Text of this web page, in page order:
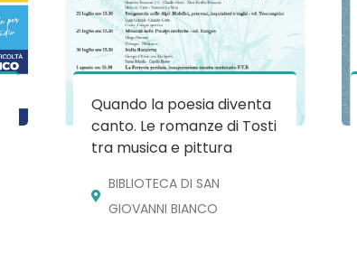
Quando la poesia diventa
canto. Le romanze di Tosti
tra musica e pittura
BIBLIOTECA DI SAN
GIOVANNI BIANCO